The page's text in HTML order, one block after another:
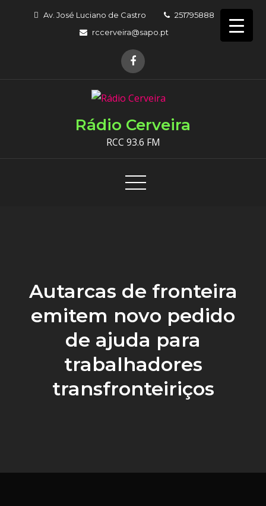
Av. José Luciano de Castro
251795888
rccerveira@sapo.pt
Rádio Cerveira
RCC 93.6 FM
Autarcas de fronteira
emitem novo pedido
de ajuda para
trabalhadores
transfronteiriços